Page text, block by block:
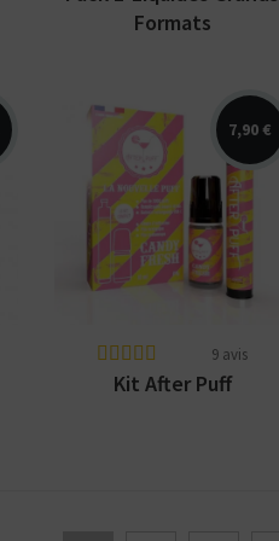
Formats
7,90 €
Cigarette
électronique After Puff
semi jetable jusqu'à
3000 bouffées !
L'évolution de la...
9 avis
Kit After Puff